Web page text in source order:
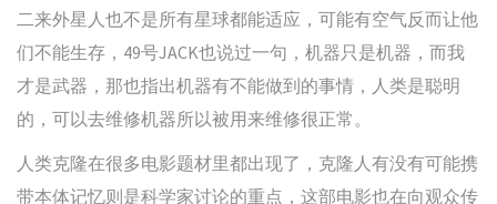
二来外星人也不是所有星球都能适应，可能有空气反而让他
们不能生存，49号JACK也说过一句，机器只是机器，而我
才是武器，那也指出机器有不能做到的事情，人类是聪明
的，可以去维修机器所以被用来维修很正常。
人类克隆在很多电影题材里都出现了，克隆人有没有可能携
带本体记忆则是科学家讨论的重点，这部电影也在向观众传